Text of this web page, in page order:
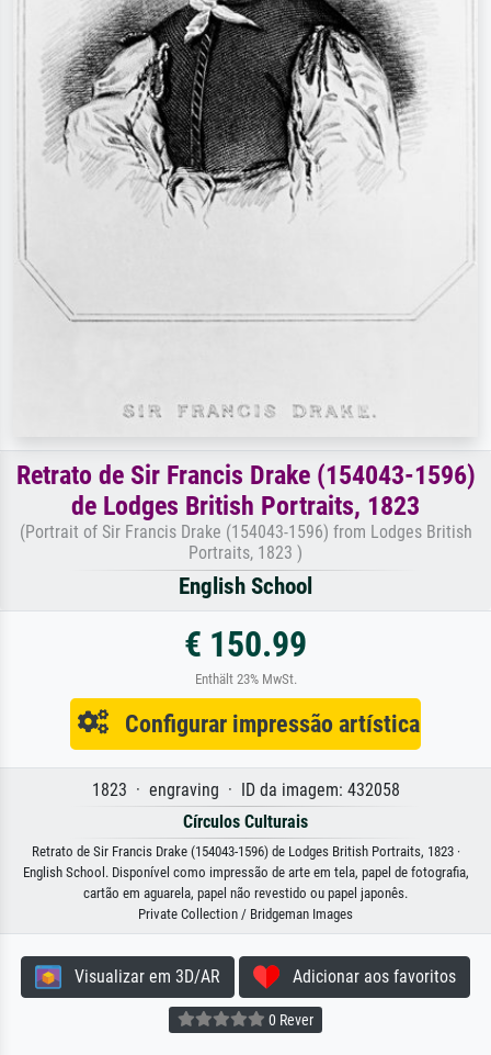
Retrato de Sir Francis Drake (154043-1596)
de Lodges British Portraits, 1823
(Portrait of Sir Francis Drake (154043-1596) from Lodges British
Portraits, 1823 )
English School
€ 150.99
Enthält 23% MwSt.
Configurar impressão artística
1823 · engraving · ID da imagem: 432058
Círculos Culturais
Retrato de Sir Francis Drake (154043-1596) de Lodges British Portraits, 1823 ·
English School. Disponível como impressão de arte em tela, papel de fotografia,
cartão em aguarela, papel não revestido ou papel japonês.
Private Collection / Bridgeman Images
Visualizar em 3D/AR Adicionar aos favoritos
0 Rever